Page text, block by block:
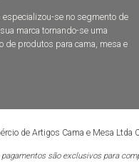
especializou-se no segmento de
marca tornando-se uma
de produtos para cama, mesa e
de Artigos Cama e Mesa Ltda
são exclusivos para